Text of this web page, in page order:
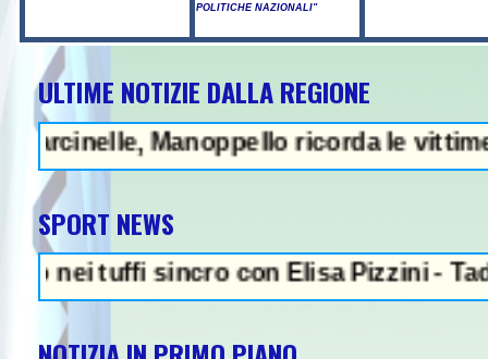
POLITICHE NAZIONALI"
ULTIME NOTIZIE DALLA REGIONE
Manoppello ricorda le vittime e i
SPORT NEWS
sincro con Elisa Pizzini -
il loro